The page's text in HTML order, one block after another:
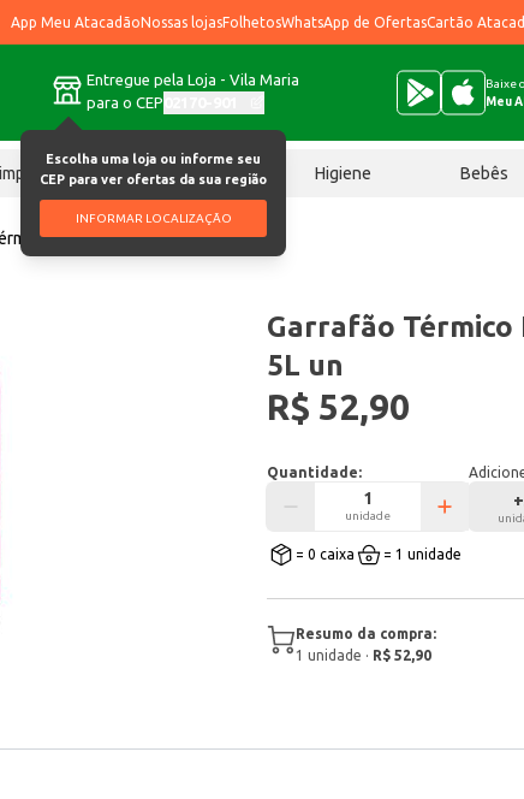
App Meu AtacadãoNossas lojasFolhetosWhatsApp de OfertasCartão
Entregue pela Loja - Vila Maria
para o CEP
Escolha uma loja ou informe seu
CEP para ver ofertas da sua região
INFORMAR LOCALIZAÇÃO
Baixe
Meu
Chocolates Higiene Bebês
Invicta Vermelho 5L un
Garrafão
5L un
R$ 52,90
Quantidade:
unidade
+
= 0 caixa = 1 unidade
Resumo da compra:
1 unidade · R$ 52,90